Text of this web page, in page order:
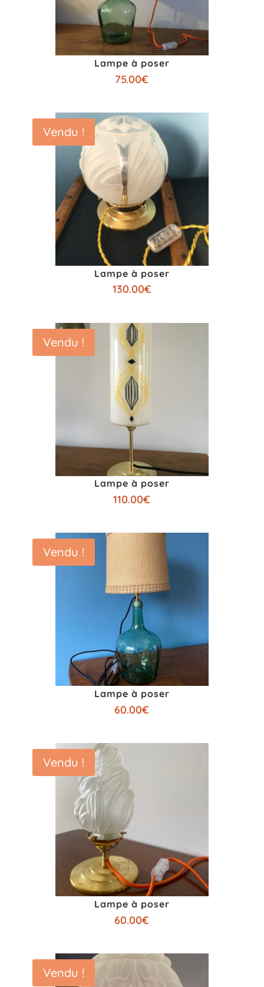
Lampe à poser
75.00€
Lampe à poser
130.00€
Vendu !
Lampe à poser
110.00€
Vendu !
Lampe à poser
60.00€
Vendu !
Lampe à poser
60.00€
Vendu !
Vendu !